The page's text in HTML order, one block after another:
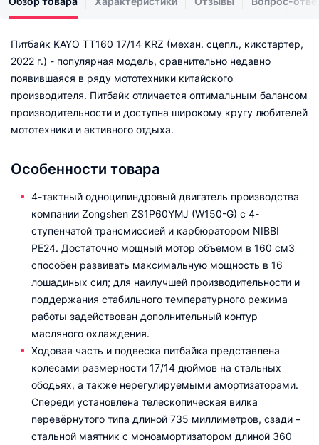
Питбайк KAYO TT160 17/14 KRZ (механ. сцепл., кикстартер,
2022 г.) - популярная модель, сравнительно недавно
появившаяся в ряду мототехники китайского
производителя. Питбайк отличается оптимальным балансом
производительности и доступна широкому кругу любителей
мототехники и активного отдыха.
Особенности товара
4-тактный одноцилиндровый двигатель производства
компании Zongshen ZS1P60YMJ (W150-G) с 4-
ступенчатой трансмиссией и карбюратором NIBBI
PE24. Достаточно мощный мотор объемом в 160 см3
способен развивать максимальную мощность в 16
лошадиных сил; для наилучшей производительности и
поддержания стабильного температурного режима
работы задействован дополнительный контур
масляного охлаждения.
Ходовая часть и подвеска питбайка представлена
колесами размерности 17/14 дюймов на стальных
ободьях, а также нерегулируемыми амортизаторами.
Спереди установлена телескопическая вилка
перевёрнутого типа длиной 735 миллиметров, сзади –
стальной маятник с моноамортизатором длиной 360